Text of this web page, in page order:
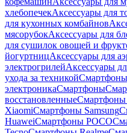
хлебопечекАксессуары для
для кухонных комбайнов
мясорубокАксессуары для
для сушилок овощей и
йогуртницАксессуары для
электрогрилейАксессуары
ухода за техникой
электроникаСмартфоны
восстановленныеСмартфоны
XiaomiСмартфоны Samsung
HuaweiСмартфоны POCO